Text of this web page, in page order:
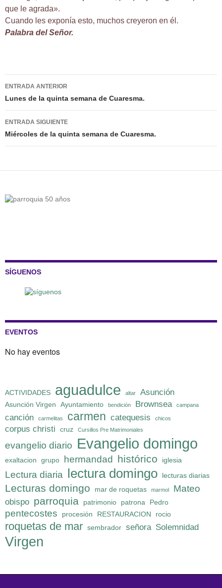
que le agrada».
Cuando les exponía esto, muchos creyeron en él.
Palabra del Señor.
Navegación
de
entradas
ENTRADA ANTERIOR
Lunes de la quinta semana de Cuaresma.
ENTRADA SIGUIENTE
Miércoles de la quinta semana de Cuaresma.
SÍGUENOS
EVENTOS
No hay eventos
ACTIVIDADES aguadulce altar Asunción
Asunción Virgen Ayuntamiento bendición Brownsea campana
canción carmelitas carmen catequesis chicos
corpus christi cruz Cursillos Pre Matrimoniales
evangelio diario Evangelio domingo
exaltacion grupo hermandad histórico iglesia
Lectura diaria lectura domingo lecturas diarias
Lecturas domingo mar de roquetas marmol Mateo
obispo parroquia patrimonio patrona Pedro
pentecostes procesión RESTAURACION rocio
roquetas de mar sembrador señora Solemnidad
Virgen